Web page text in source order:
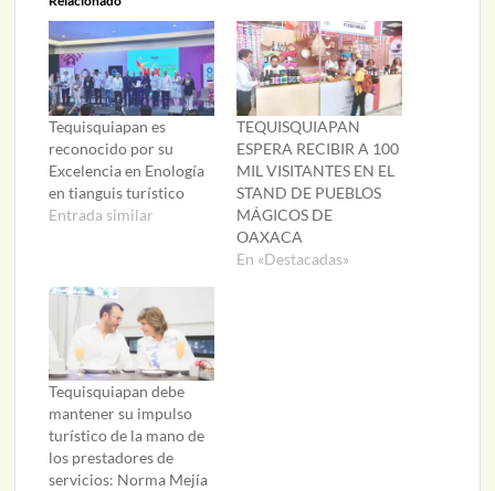
Tequisquiapan es
reconocido por su
Excelencia en Enología
en tianguis turístico
Entrada similar
TEQUISQUIAPAN
ESPERA RECIBIR A 100
MIL VISITANTES EN EL
STAND DE PUEBLOS
MÁGICOS DE
OAXACA
En «Destacadas»
Tequisquiapan debe
mantener su impulso
turístico de la mano de
los prestadores de
servicios: Norma Mejía